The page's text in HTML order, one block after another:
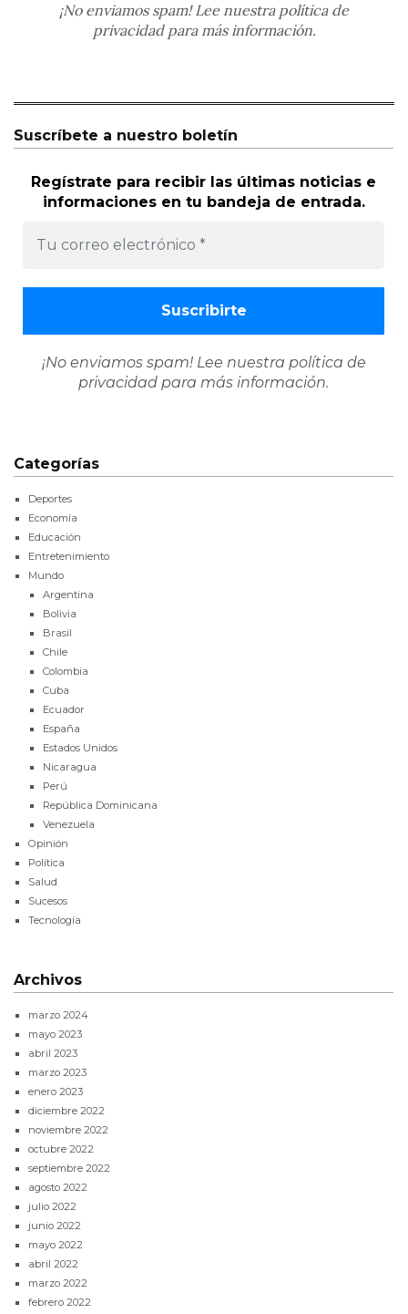
¡No enviamos spam! Lee nuestra política de
privacidadpara más información.
Suscríbete a nuestro boletín
Regístrate para recibir las últimas noticias e
informaciones en tu bandeja de entrada.
¡No enviamos spam! Lee nuestra política de
privacidad para más información.
Categorías
Deportes
Economía
Educación
Entretenimiento
Mundo
Argentina
Bolivia
Brasil
Chile
Colombia
Cuba
Ecuador
España
Estados Unidos
Nicaragua
Perú
República Dominicana
Venezuela
Opinión
Política
Salud
Sucesos
Tecnología
Archivos
marzo 2024
mayo 2023
abril 2023
marzo 2023
enero 2023
diciembre 2022
noviembre 2022
octubre 2022
septiembre 2022
agosto 2022
julio 2022
junio 2022
mayo 2022
abril 2022
marzo 2022
febrero 2022